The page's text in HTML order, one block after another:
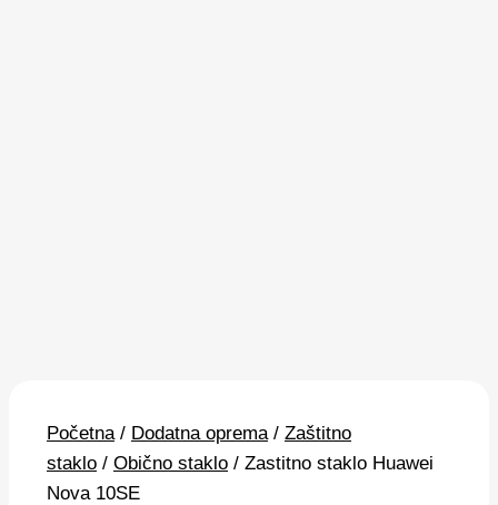
Početna/ Dodatna oprema/ Zaštitno
staklo / Obično staklo / Zastitno staklo Huawei
Nova 10SE